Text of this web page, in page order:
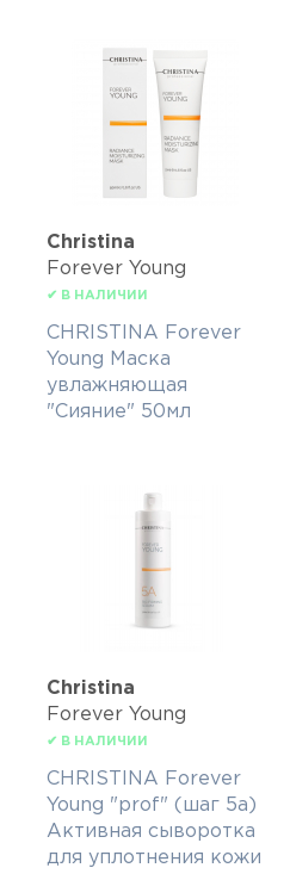
Christina
Forever Young
✔ В НАЛИЧИИ
CHRISTINA Forever
Young Маска
увлажняющая
"Сияние" 50мл
Christina
Forever Young
✔ В НАЛИЧИИ
CHRISTINA Forever
Young "prof" (шаг 5a)
Активная сыворотка
для уплотнения кожи